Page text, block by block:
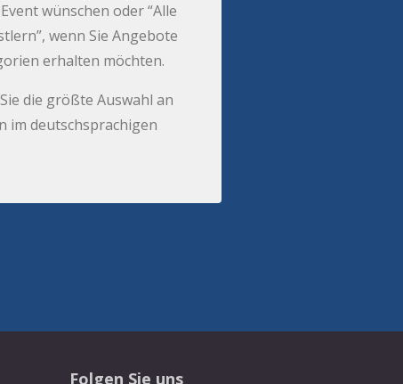
wünschen oder “Alle
wenn Sie Angebote
erhalten möchten.
die größte Auswahl an
im deutschsprachigen
Folgen Sie uns